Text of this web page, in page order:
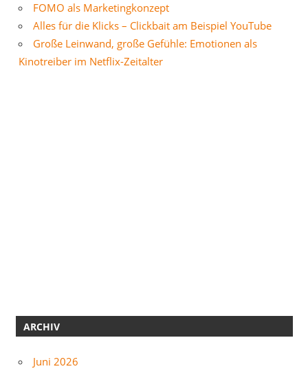
FOMO als Marketingkonzept
Alles für die Klicks – Clickbait am Beispiel YouTube
Große Leinwand, große Gefühle: Emotionen als
Kinotreiber im Netflix-Zeitalter
ARCHIV
Juni 2026